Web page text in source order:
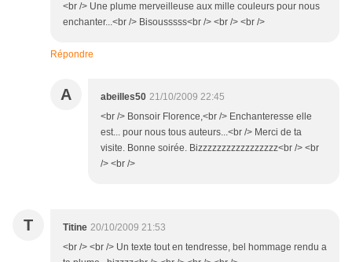
<br /> Une plume merveilleuse aux mille couleurs pour nous
enchanter...<br /> Bisousssss<br /> <br /> <br />
Répondre
A abeilles50 21/10/2009 22:45
<br /> Bonsoir Florence,<br /> Enchanteresse elle
est... pour nous tous auteurs...<br /> Merci de ta
visite. Bonne soirée. Bizzzzzzzzzzzzzzzzz<br /> <br
/> <br />
T Titine 20/10/2009 21:53
<br /> <br /> Un texte tout en tendresse, bel hommage rendu a